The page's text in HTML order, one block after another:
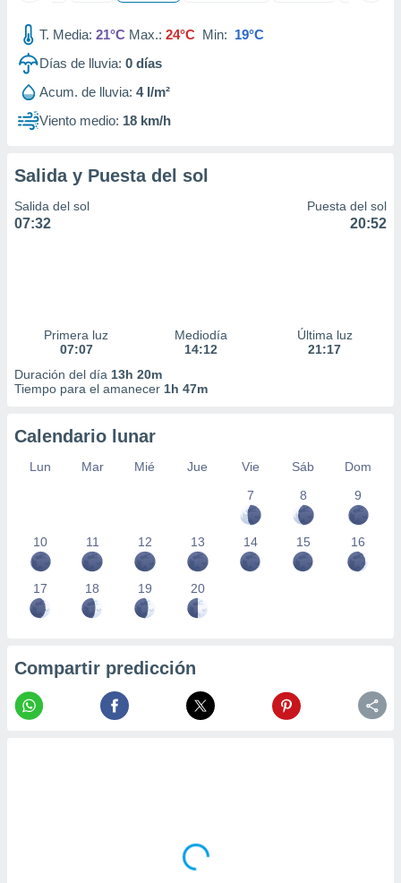
e
publicidad
publicidad
de
T. Media: 21°C Max.: 24°C Min: 19°C
Días de lluvia: 0 días
Acum. de lluvia: 4 l/m²
Viento medio: 18 km/h
Salida y Puesta del sol
Salida del sol
07:32
Puesta del sol
20:52
Primera luz
07:07
Mediodía
14:12
Última luz
21:17
Duración del día 13h 20m
Tiempo para el amanecer 1h 47m
Calendario lunar
Lun Mar Mié Jue Vie Sáb
Dom
7
8 9
10 11 12 13 14 15 16
17 18 19 20
Compartir predicción